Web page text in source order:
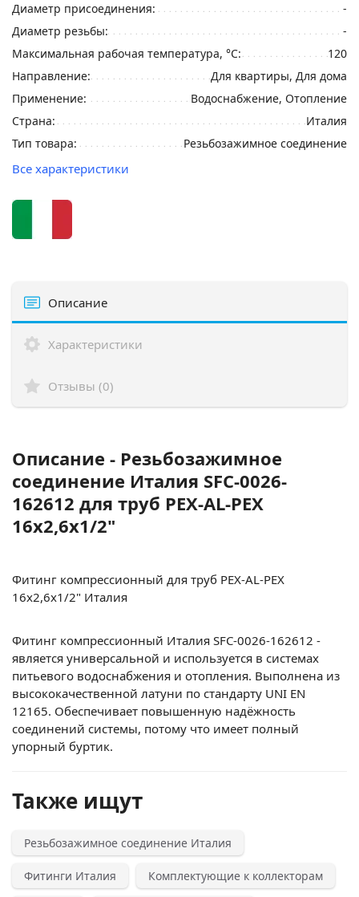
Диаметр присоединения:
-
Диаметр резьбы:
-
Максимальная рабочая температура, °С:
120
Направление:
Для квартиры, Для дома
Применение:
Водоснабжение, Отопление
Страна:
Италия
Тип товара:
Резьбозажимное соединение
Все характеристики
Описание
Характеристики
Отзывы (0)
Описание - Резьбозажимное
соединение Италия SFC-0026-
162612 для труб PEX-AL-PEX
16х2,6х1/2"
Фитинг компрессионный для труб PEX-AL-PEX
16х2,6х1/2" Италия
Фитинг компрессионный Италия SFC-0026-162612 -
является универсальной и используется в системах
питьевого водоснабжения и отопления. Выполнена из
высококачественной латуни по стандарту UNI EN
12165. Обеспечивает повышенную надёжность
соединений системы, потому что имеет полный
упорный буртик.
Также ищут
Резьбозажимное соединение Италия
Фитинги Италия Комплектующие к коллекторам